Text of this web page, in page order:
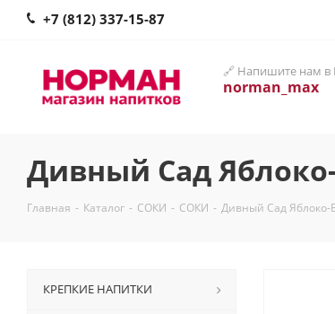
+7 (812) 337-15-87
🔗 Напишите нам в
norman_max
Дивный Сад
Главная - Каталог - СОКИ - СОКИ - Дивный Сад Яблоко-
КРЕПКИЕ НАПИТКИ